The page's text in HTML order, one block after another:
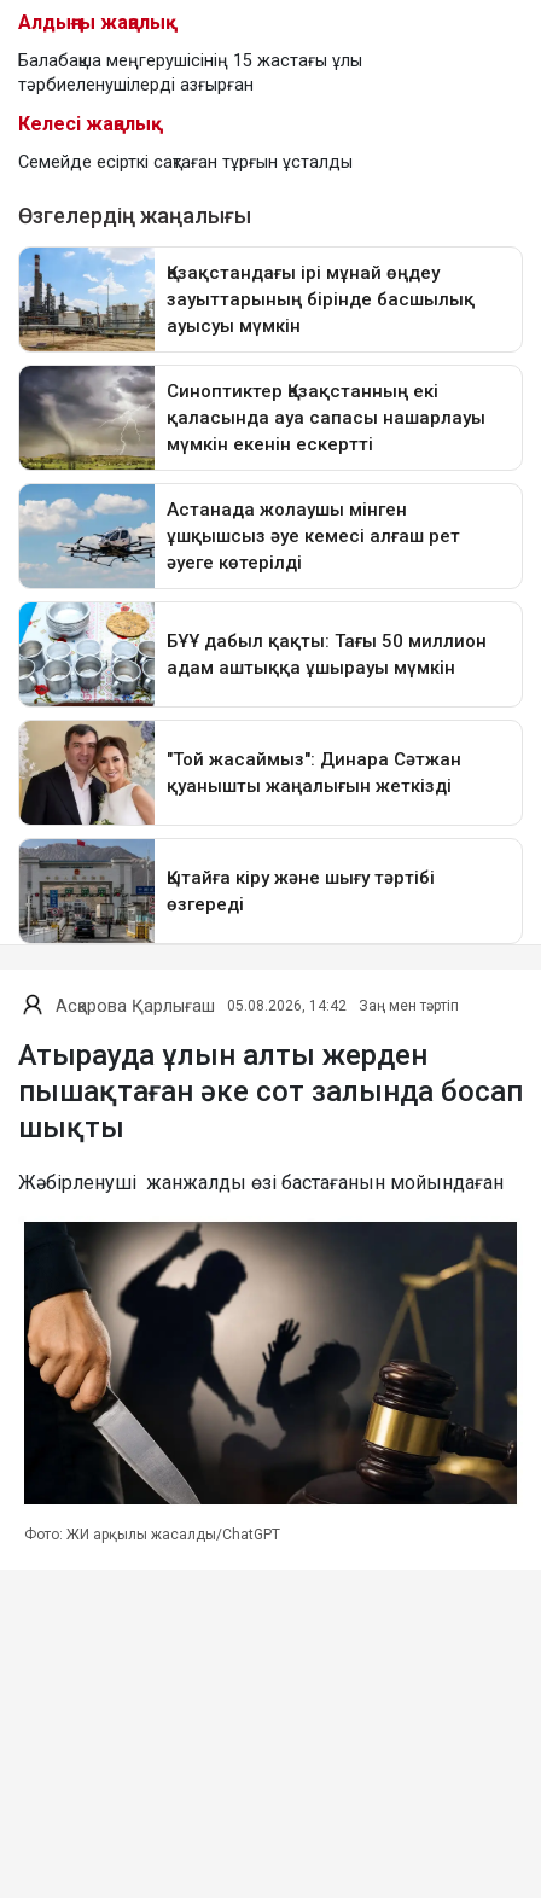
Алдыңғы жаңалық
Балабақша меңгерушісінің 15 жастағы ұлы
тәрбиеленушілерді азғырған
Келесі жаңалық
Семейде есірткі сақтаған тұрғын ұсталды
Асқарова Қарлығаш 05.08.2026, 14:42 Заң мен тәртіп
Атырауда ұлын алты жерден
пышақтаған әке сот залында босап
шықты
Жәбірленуші жанжалды өзі бастағанын мойындаған
Фото: ЖИ арқылы жасалды/ChatGPT